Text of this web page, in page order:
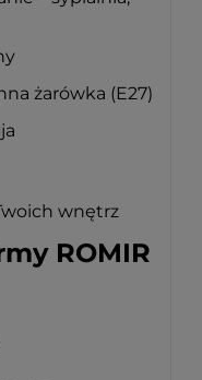
żarówka (E27)
wnętrz
ROMIR